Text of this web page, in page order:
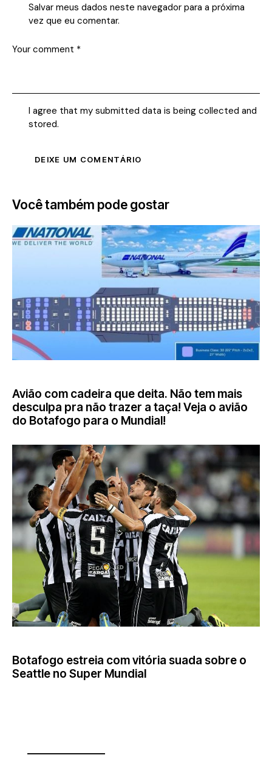
Salvar meus dados neste navegador para a próxima
vez que eu comentar.
I agree that my submitted data is being collected and
stored.
Você também pode gostar
Avião com cadeira que deita. Não tem mais
desculpa pra não trazer a taça! Veja o avião
do Botafogo para o Mundial!
Botafogo estreia com vitória suada sobre o
Seattle no Super Mundial